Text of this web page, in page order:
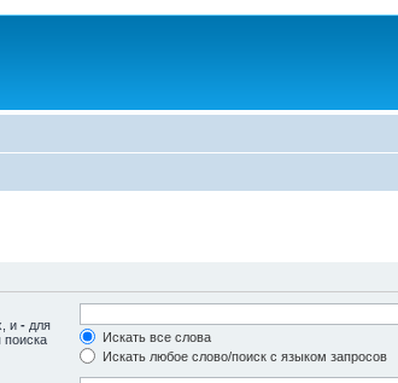
и - для
поиска
Искать все слова
Искать любое слово/поиск с языком запросов